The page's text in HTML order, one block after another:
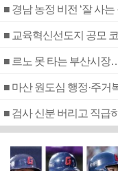
■ 경남 농정 비전 ‘잘 사
■ 교육혁신선도지 공모
■ 르노 못 타는 부산시장
■ 마산 원도심 행정·주거